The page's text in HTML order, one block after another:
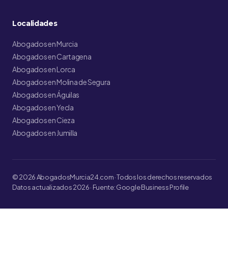
Localidades
Abogados en Murcia
Abogados en Cartagena
Abogados en Lorca
Abogados en Molina de Segura
Abogados en Águilas
Abogados en Yecla
Abogados en Cieza
Abogados en Jumilla
© 2026 AbogadosMurcia24.com · Todos los derechos reservados
Datos actualizados 2026 · Fuente: Google Business Profile